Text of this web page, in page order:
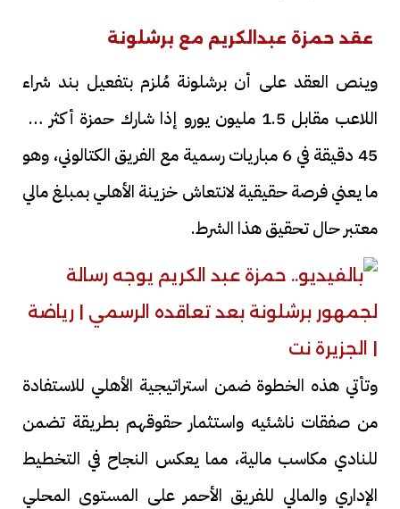
عقد حمزة عبدالكريم مع برشلونة
وينص العقد على أن برشلونة مُلزم بتفعيل بند شراء
اللاعب مقابل 1.5 مليون يورو إذا شارك حمزة أكثر من
45 دقيقة في 6 مباريات رسمية مع الفريق الكتالوني، وهو
ما يعني فرصة حقيقية لانتعاش خزينة الأهلي بمبلغ مالي
معتبر حال تحقيق هذا الشرط.
وتأتي هذه الخطوة ضمن استراتيجية الأهلي للاستفادة
من صفقات ناشئيه واستثمار حقوقهم بطريقة تضمن
للنادي مكاسب مالية، مما يعكس النجاح في التخطيط
الإداري والمالي للفريق الأحمر على المستوى المحلي